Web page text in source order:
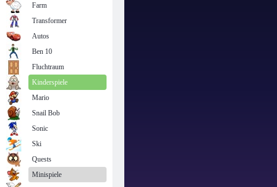
Farm
Transformer
Autos
Ben 10
Fluchtraum
Kinderspiele
Mario
Snail Bob
Sonic
Ski
Quests
Minispiele